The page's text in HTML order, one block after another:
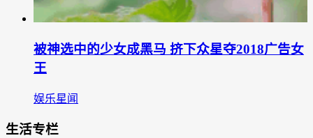
被神选中的少女成黑马 挤下众星夺2018广告女
王
娱乐星闻
生活专栏